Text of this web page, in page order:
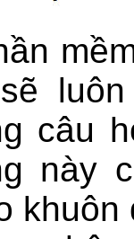
sẽ
câu
này
khuôn